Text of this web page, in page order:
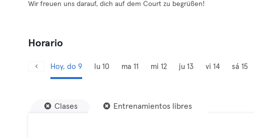
Wir freuen uns darauf, dich auf dem Court zu begrüßen!
Horario
Hoy, do 9 lu 10 ma 11 mi 12 ju 13 vi 14 sá 15
Clases Entrenamientos libres